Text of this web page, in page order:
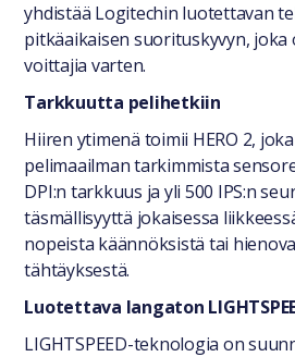
yhdistää Logitechin luotettavan
pitkäaikaisen suorituskyvyn,
voittajia varten.
Tarkkuutta pelihetkiin
Hiiren ytimenä toimii HERO 2,
pelimaailman tarkimmista
DPI:n tarkkuus ja yli 500 IPS:n
täsmällisyyttä jokaisessa
nopeista käännöksistä tai
tähtäyksestä.
Luotettava langaton
LIGHTSPEED-teknologia on